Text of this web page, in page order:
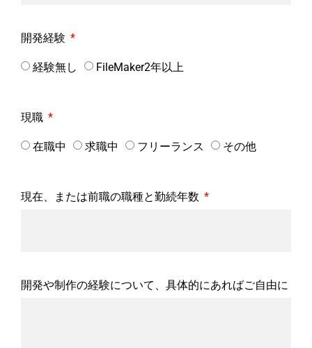
開発経験
経験無し FileMaker2年以上
現職
在職中 求職中 フリーランス その他
現在、または前職の職種と勤続年数
開発や制作の経験について、具体的にあればご自由に